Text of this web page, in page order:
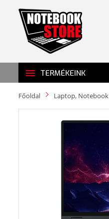
TERMÉKEINK
Főoldal Laptop, Notebook